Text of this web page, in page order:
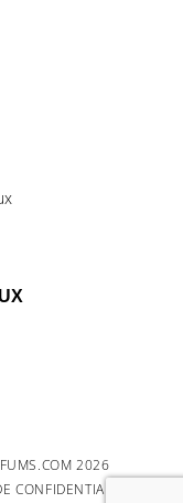
2026
CONFIDENTIALITÉ